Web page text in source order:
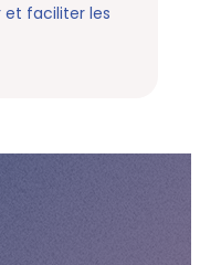
et faciliter les